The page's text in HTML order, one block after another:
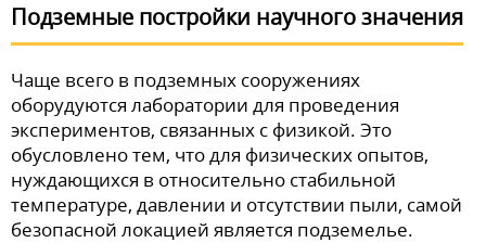
Подземные постройки научного значения
Чаще всего в подземных сооружениях
оборудуются лаборатории для проведения
экспериментов, связанных с физикой. Это
обусловлено тем, что для физических опытов,
нуждающихся в относительно стабильной
температуре, давлении и отсутствии пыли, самой
безопасной локацией является подземелье.